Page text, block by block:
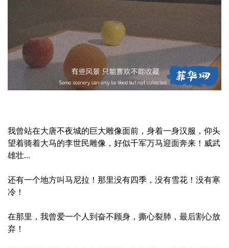
我曾站在大唐不夜城的巨大雕像面前，身着一身汉服，仰头
望着骑着大马的李世民雕像，好似千军万马迎面奔来！威武
雄壮...
还有一个地方叫马尼拉！那里没有四季，没有雪花！没有寒
冷！
在那里，我曾爱一个人到奋不顾身，撕心裂肺，最后割心放
弃！